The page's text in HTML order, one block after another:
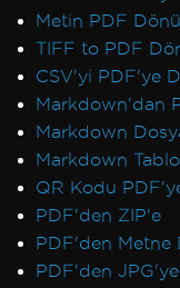
Metin PDF
TIFF to PDF
CSV'yi PDF'ye
Markdown'dan
Markdown
Markdown
QR Kodu
PDF'den ZIP'e
PDF'den Metne
PDF'den